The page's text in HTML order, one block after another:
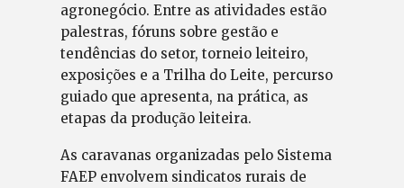
agronegócio. Entre as atividades estão
palestras, fóruns sobre gestão e
tendências do setor, torneio leiteiro,
exposições e a Trilha do Leite, percurso
guiado que apresenta, na prática, as
etapas da produção leiteira.
As caravanas organizadas pelo Sistema
FAEP envolvem sindicatos rurais de